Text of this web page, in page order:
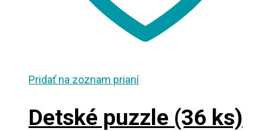
Pridať na zoznam prianí
Detské puzzle (36 ks)